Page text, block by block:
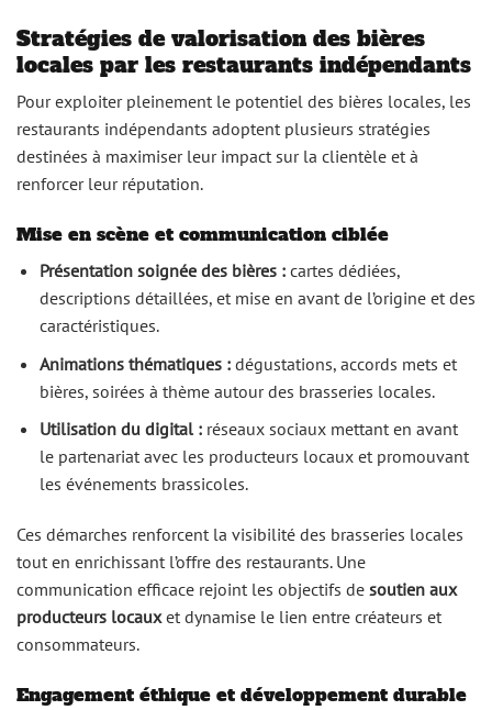
Stratégies de valorisation des bières
locales par les restaurants indépendants
Pour exploiter pleinement le potentiel des bières locales, les
restaurants indépendants adoptent plusieurs stratégies
destinées à maximiser leur impact sur la clientèle et à
renforcer leur réputation.
Mise en scène et communication ciblée
Présentation soignée des bières :cartes dédiées,
descriptions détaillées, et mise en avant de l’origine et des
caractéristiques.
Animations thématiques :dégustations, accords mets et
bières, soirées à thème autour des brasseries locales.
Utilisation du digital :réseaux sociaux mettant en avant
le partenariat avec les producteurs locaux et promouvant
les événements brassicoles.
Ces démarches renforcent la visibilité des brasseries locales
tout en enrichissant l’offre des restaurants. Une
communication efficace rejoint les objectifs de soutien aux
producteurs locauxet dynamise le lien entre créateurs et
consommateurs.
Engagement éthique et développement durable